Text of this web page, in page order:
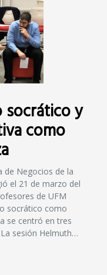
y
como
de Negocios de la
el 21 de marzo del
de UFM
socrático como
se centró en tres
sesión Helmuth…